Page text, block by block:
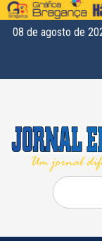
08 de agosto de
Pesquisar
por: